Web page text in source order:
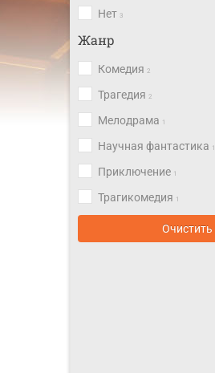
Нет 3
Жанр
Комедия 2
Трагедия 2
Мелодрама 1
Научная фантастика 1
Приключение 1
Трагикомедия 1
Очистить